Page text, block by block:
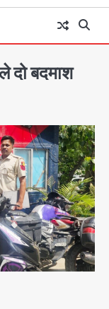
दो बदमाश